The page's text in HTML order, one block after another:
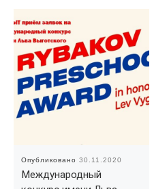
Опубликовано 30.11.2020
Международный